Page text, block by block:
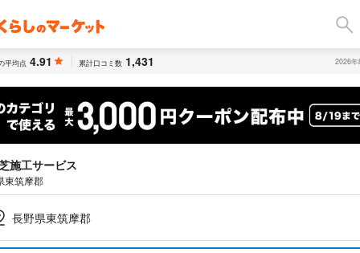
平均点 4.91 累計口コミ数 1,431 2026
施工サービス
東筑摩郡
長野県東筑摩郡